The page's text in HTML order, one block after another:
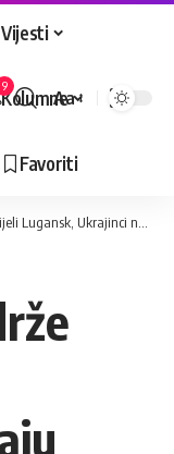
Vijesti
Kolumne
Favoriti
9
Veličina
Aa
Ukrajinci negiraju